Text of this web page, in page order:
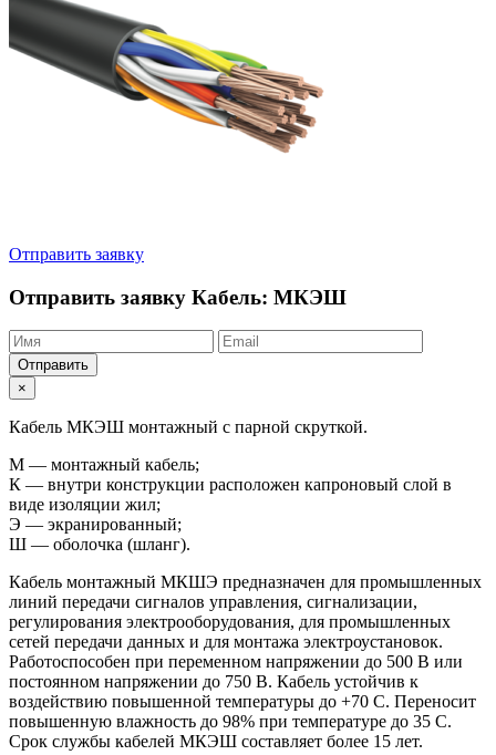
Отправить заявку
Отправить заявку Кабель: МКЭШ
Отправить
×
Кабель МКЭШ монтажный с парной скруткой.
М — монтажный кабель;
К — внутри конструкции расположен капроновый слой в
виде изоляции жил;
Э — экранированный;
Ш — оболочка (шланг).
Кабель монтажный МКШЭ предназначен для промышленных
линий передачи сигналов управления, сигнализации,
регулирования электрооборудования, для промышленных
сетей передачи данных и для монтажа электроустановок.
Работоспособен при переменном напряжении до 500 В или
постоянном напряжении до 750 В. Кабель устойчив к
воздействию повышенной температуры до +70 С. Переносит
повышенную влажность до 98% при температуре до 35 С.
Срок службы кабелей МКЭШ составляет более 15 лет.